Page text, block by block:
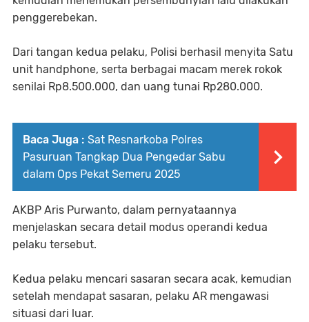
penggerebekan.
Dari tangan kedua pelaku, Polisi berhasil menyita Satu
unit handphone, serta berbagai macam merek rokok
senilai Rp8.500.000, dan uang tunai Rp280.000.
Baca Juga : Sat Resnarkoba Polres
Pasuruan Tangkap Dua Pengedar Sabu
dalam Ops Pekat Semeru 2025
AKBP Aris Purwanto, dalam pernyataannya
menjelaskan secara detail modus operandi kedua
pelaku tersebut.
Kedua pelaku mencari sasaran secara acak, kemudian
setelah mendapat sasaran, pelaku AR mengawasi
situasi dari luar.